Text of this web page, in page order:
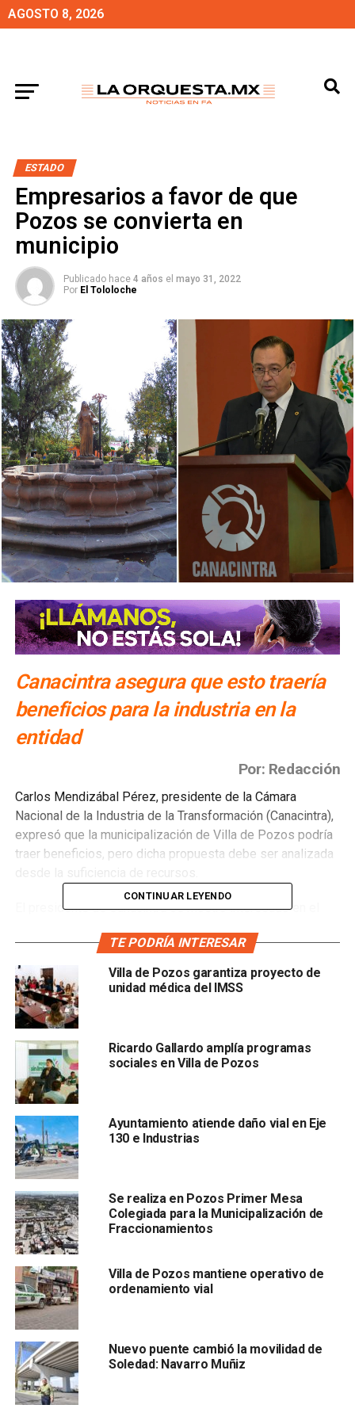
AGOSTO 8, 2026
ESTADO
Empresarios a favor de que
Pozos se convierta en
municipio
Publicado hace 4 años el mayo 31, 2022
Por El Tololoche
Canacintra asegura que esto traería
beneficios para la industria en la
entidad
Por: Redacción
Carlos Mendizábal Pérez, presidente de la Cámara
Nacional de la Industria de la Transformación (Canacintra),
expresó que la municipalización de Villa de Pozos podría
traer beneficios, pero dicha propuesta debe ser analizada
El presidente de Canacintra se mostró interesado en el
la administración recibe aportaciones de la zona industrial
que no se ven reflejados en esta delegación, donde podría
generarse un problema: “sería bueno si los administras
bien y los utilizas para el desarrollo de infraestructura en
Villa de Pozos, en cambio, si estos recursos se utilizan
para otras cosas, hay un verdadero problema”, expresó.
El líder empresarial expresó que la municipalización
requiere múltiples requisitos y compromisos, por lo que
como cámara empresarial se muestran interesados en la
correcta delimitación del nuevo municipio y conocer qué
parte de la zona industrial será integrada.
propuesta del gobierno del estado, para conocer los
alcances de la misma, el análisis de los recursos que se
le asignarían, la delimitación de su territorio y qué parte de
CONTINUAR LEYENDO
TE PODRÍA INTERESAR
Villa de Pozos garantiza proyecto de
unidad médica del IMSS
Ricardo Gallardo amplía programas
sociales en Villa de Pozos
Ayuntamiento atiende daño vial en Eje
130 e Industrias
Se realiza en Pozos Primer Mesa
Colegiada para la Municipalización de
Fraccionamientos
Villa de Pozos mantiene operativo de
ordenamiento vial
Nuevo puente cambió la movilidad de
Soledad: Navarro Muñiz